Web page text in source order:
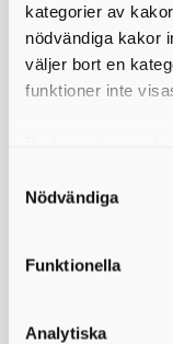
kategorier av
nödvändiga kakor
väljer bort en
funktioner inte
användning av
Nödvändiga
Funktionella
Analytiska